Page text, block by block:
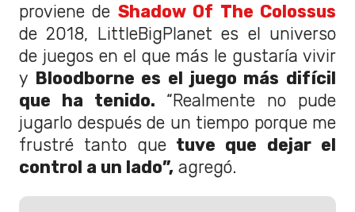
proviene de Shadow Of The Colossus
de 2018, LittleBigPlanet es el universo
de juegos en el que más le gustaría vivir
y Bloodborne es el juego más difícil
que ha tenido. “Realmente no pude
jugarlo después de un tiempo porque me
frustré tanto quetuve que dejar el
control a un lado”, agregó.